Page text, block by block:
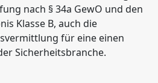
nach § 34a GewO und den
Klasse B, auch die
für eine einen
Sicherheitsbranche.